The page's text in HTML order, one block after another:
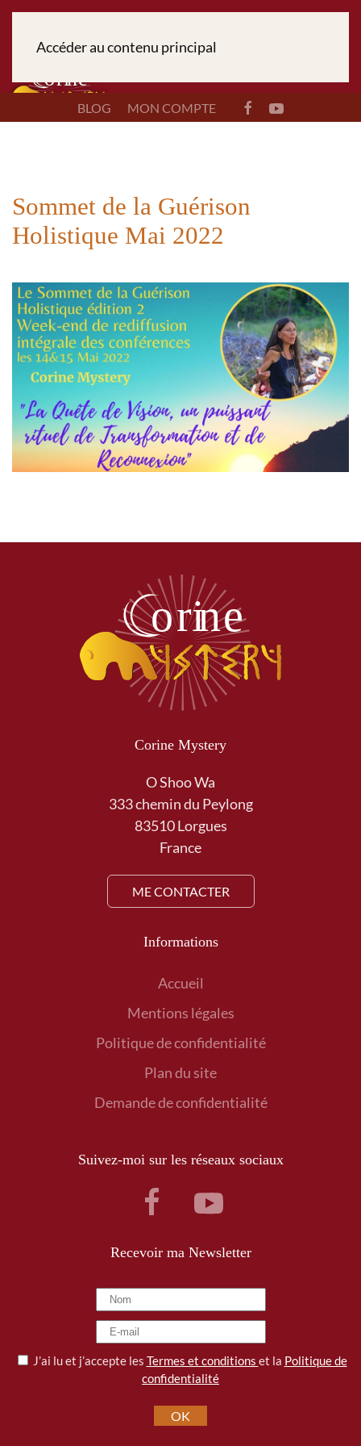
Accéder au contenu principal
BLOG MON COMPTE
Sommet de la Guérison
Holistique Mai 2022
Corine Mystery
O Shoo Wa
333 chemin du Peylong
83510 Lorgues
France
ME CONTACTER
Informations
Accueil
Mentions légales
Politique de confidentialité
Plan du site
Demande de confidentialité
Suivez-moi sur les réseaux sociaux
Recevoir ma Newsletter
J’ai lu et j’accepte les Termes et conditions et la Politique de
confidentialité
OK